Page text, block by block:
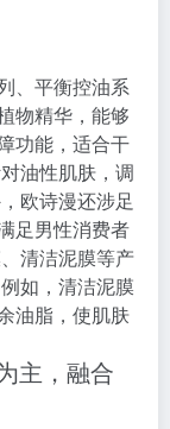
、平衡控油系
物精华，能够
功能，适合干
油性肌肤，调
欧诗漫还涉足
足男性消费者
清洁泥膜等产
如，清洁泥膜
油脂，使肌肤
主，融合